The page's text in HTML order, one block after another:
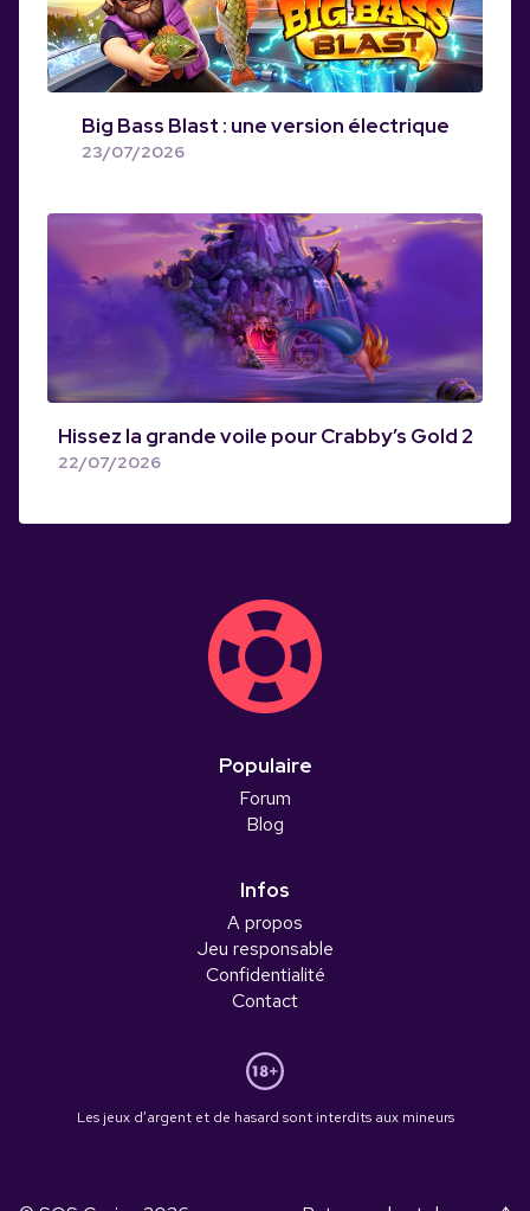
Big Bass Blast : une version électrique
23/07/2026
Hissez la grande voile pour Crabby’s Gold 2
22/07/2026
Populaire
Forum
Blog
Infos
A propos
Jeu responsable
Confidentialité
Contact
Les jeux d’argent et de hasard sont interdits aux mineurs